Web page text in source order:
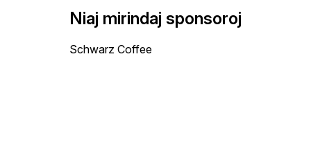
Niaj mirindaj sponsoroj
Schwarz Coffee